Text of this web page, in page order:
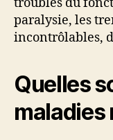
troubles du
paralysie, les
incontrôlables,
Quelles
maladies